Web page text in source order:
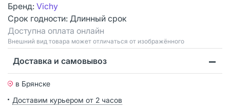
Бренд: Vichy
Срок годности: Длинный срок
Доступна оплата онлайн
Bнешний вид товара может отличаться от изображённого
Доставка и самовывоз
в Брянске
Доставим курьером от 2 часов